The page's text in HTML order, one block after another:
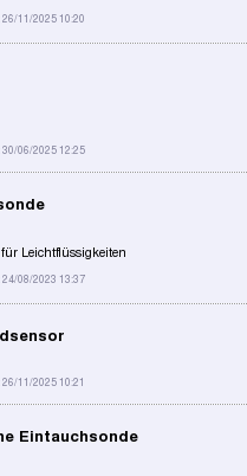
26/11/2025 10:20
30/06/2025 12:25
Leichtflüssigkeiten
24/08/2023 13:37
11/2025 10:21
Eintauchsonde